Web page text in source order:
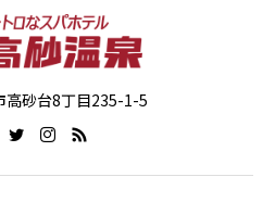
高砂台8丁目235-1-5